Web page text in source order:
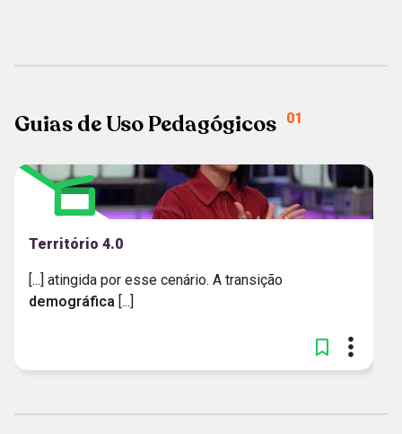
Guias de Uso Pedagógicos 01
Território 4.0
[...] atingida por esse cenário. A transição
demográfica [...]